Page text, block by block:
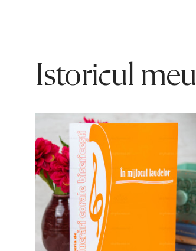
Istoricul meu